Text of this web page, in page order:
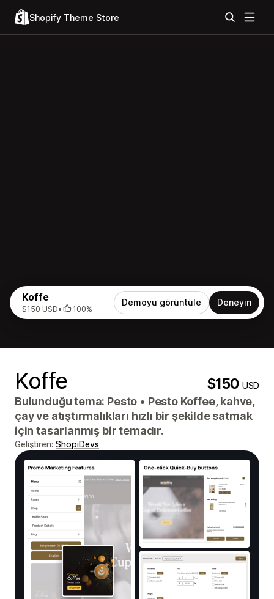
Shopify Theme Store
Koffe
$150 USD• 100%
Demoyu görüntüle Deneyin
Koffe $150USD
Bulunduğu tema: Pesto • Pesto Koffee, kahve,
çay ve atıştırmalıkları hızlı bir şekilde satmak
için tasarlanmış bir temadır.
Geliştiren: ShopiDevs